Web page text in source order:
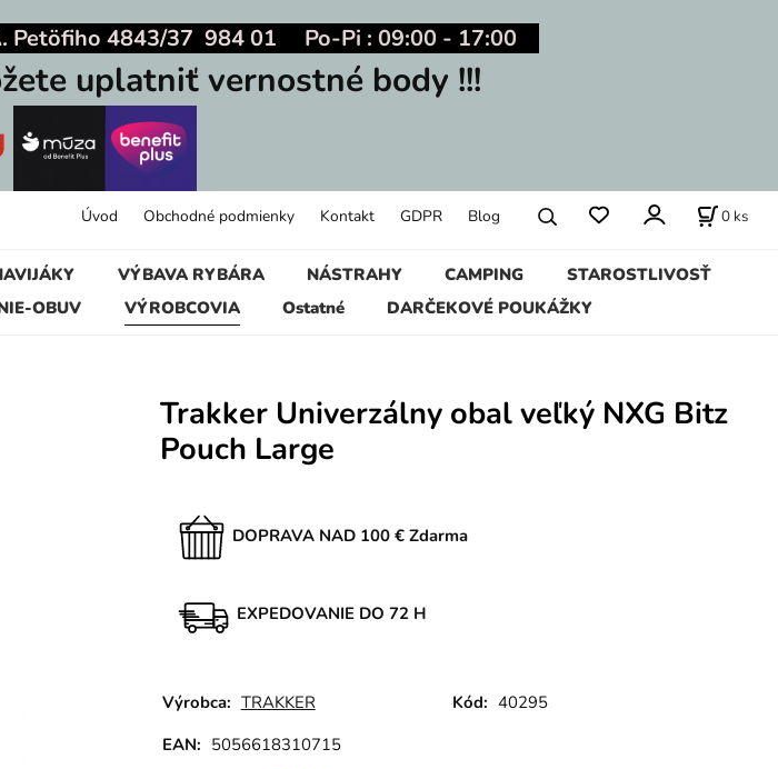
Petöfiho 4843/37 984 01 Po-Pi : 09:00 - 17:00
uplatniť vernostné body !!!
VÝBAVA RYBÁRA NÁSTRAHY CAMPING
STAROSTLIVOSŤ
OBUV VÝROBCOVIA Ostatné DARČEKOVÉ POUKÁŽKY
Úvod Obchodné podmienky Kontakt GDPR Blog 0 ks
Trakker Univerzálny obal veľký NXG Bitz
Pouch Large
DOPRAVA NAD 100 € Zdarma
EXPEDOVANIE DO 72 H
Výrobca: TRAKKER Kód: 40295
EAN: 5056618310715